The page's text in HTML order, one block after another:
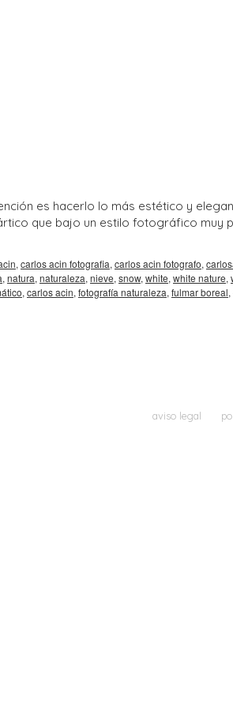
es hacerlo lo más estético y
que bajo un estilo fotográfico muy
, carlos acin fotografia, carlos acin fotografo,
, natura, naturaleza, nieve, snow, white, white nature,
, carlos acin, fotografía naturaleza, fulmar boreal,
aviso legal